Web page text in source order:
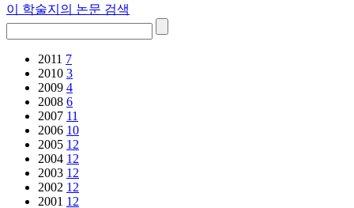
이 학술지의 논문 검색
2011 7
2010 3
2009 4
2008 6
2007 11
2006 10
2005 12
2004 12
2003 12
2002 12
2001 12